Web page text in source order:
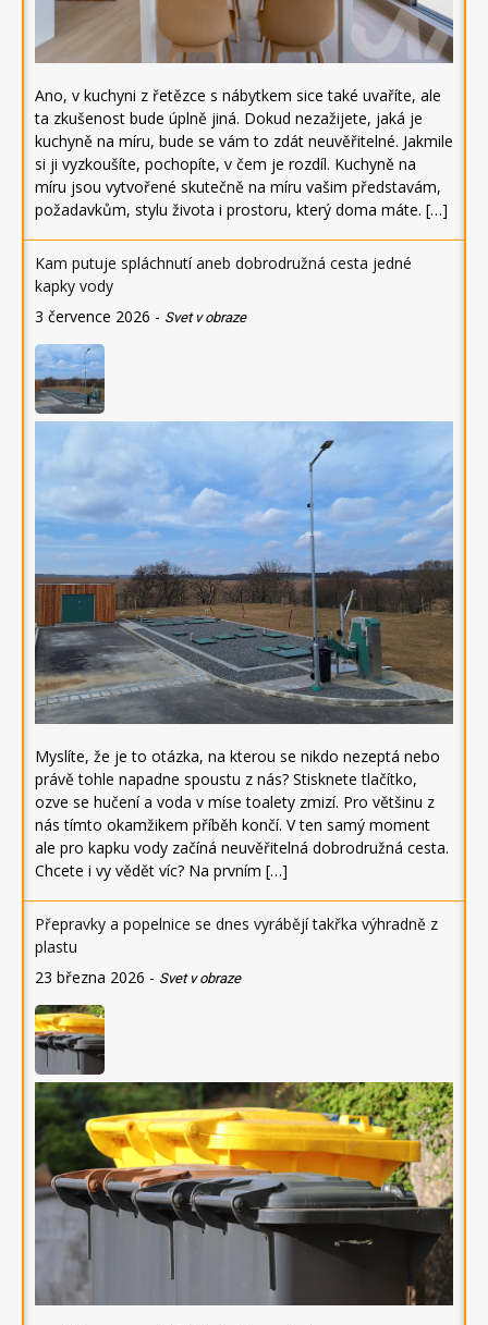
Ano, v kuchyni z řetězce s nábytkem sice také uvaříte, ale
ta zkušenost bude úplně jiná. Dokud nezažijete, jaká je
kuchyně na míru, bude se vám to zdát neuvěřitelné. Jakmile
si ji vyzkoušíte, pochopíte, v čem je rozdíl. Kuchyně na
míru jsou vytvořené skutečně na míru vašim představám,
požadavkům, stylu života i prostoru, který doma máte. […]
Kam putuje spláchnutí aneb dobrodružná cesta jedné
kapky vody
3 července 2026 - Svet v obraze
Myslíte, že je to otázka, na kterou se nikdo nezeptá nebo
právě tohle napadne spoustu z nás? Stisknete tlačítko,
ozve se hučení a voda v míse toalety zmizí. Pro většinu z
nás tímto okamžikem příběh končí. V ten samý moment
ale pro kapku vody začíná neuvěřitelná dobrodružná cesta.
Chcete i vy vědět víc? Na prvním […]
Přepravky a popelnice se dnes vyrábějí takřka výhradně z
plastu
23 března 2026 - Svet v obraze